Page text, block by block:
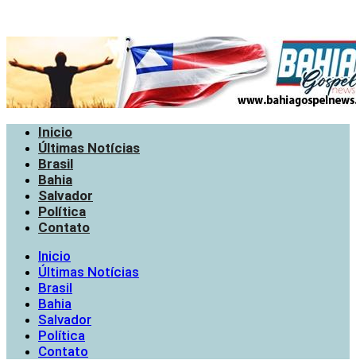
Inicio
Últimas Notícias
Brasil
Bahia
Salvador
Política
Contato
Inicio
Últimas Notícias
Brasil
Bahia
Salvador
Política
Contato